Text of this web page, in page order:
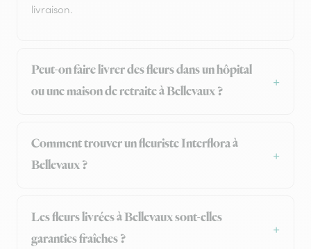
livraison.
Peut-on faire livrer des fleurs dans un hôpital
ou une maison de retraite à Bellevaux ?
Comment trouver un fleuriste Interflora à
Bellevaux ?
Les fleurs livrées à Bellevaux sont-elles
garanties fraîches ?